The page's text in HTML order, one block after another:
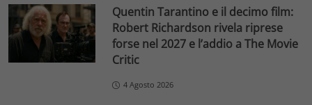
Quentin Tarantino e il decimo film:
Robert Richardson rivela riprese
forse nel 2027 e l’addio a The Movie
Critic
4 Agosto 2026